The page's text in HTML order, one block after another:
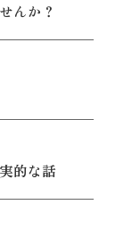
んか？
的な話